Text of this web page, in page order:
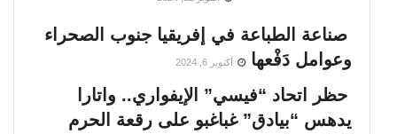
صناعة الطباعة في إفريقيا جنوب الصحراء
وعوامل دَفْعها
أكتوبر 6, 2024
حظر اتحاد “فيسي” الإيفواري.. واتارا
يدهس “بيادق” غباغبو على رقعة الحرم